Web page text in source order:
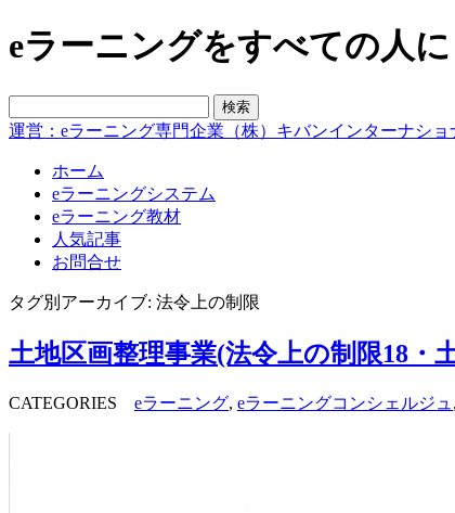
eラーニングをすべての人
運営：eラーニング専門企業（株）キバンインターナショ
ホーム
eラーニングシステム
eラーニング教材
人気記事
お問合せ
タグ別アーカイブ: 法令上の制限
土地区画整理事業(法令上の制限18・
CATEGORIES eラーニング, eラーニングコンシェルジュ ,